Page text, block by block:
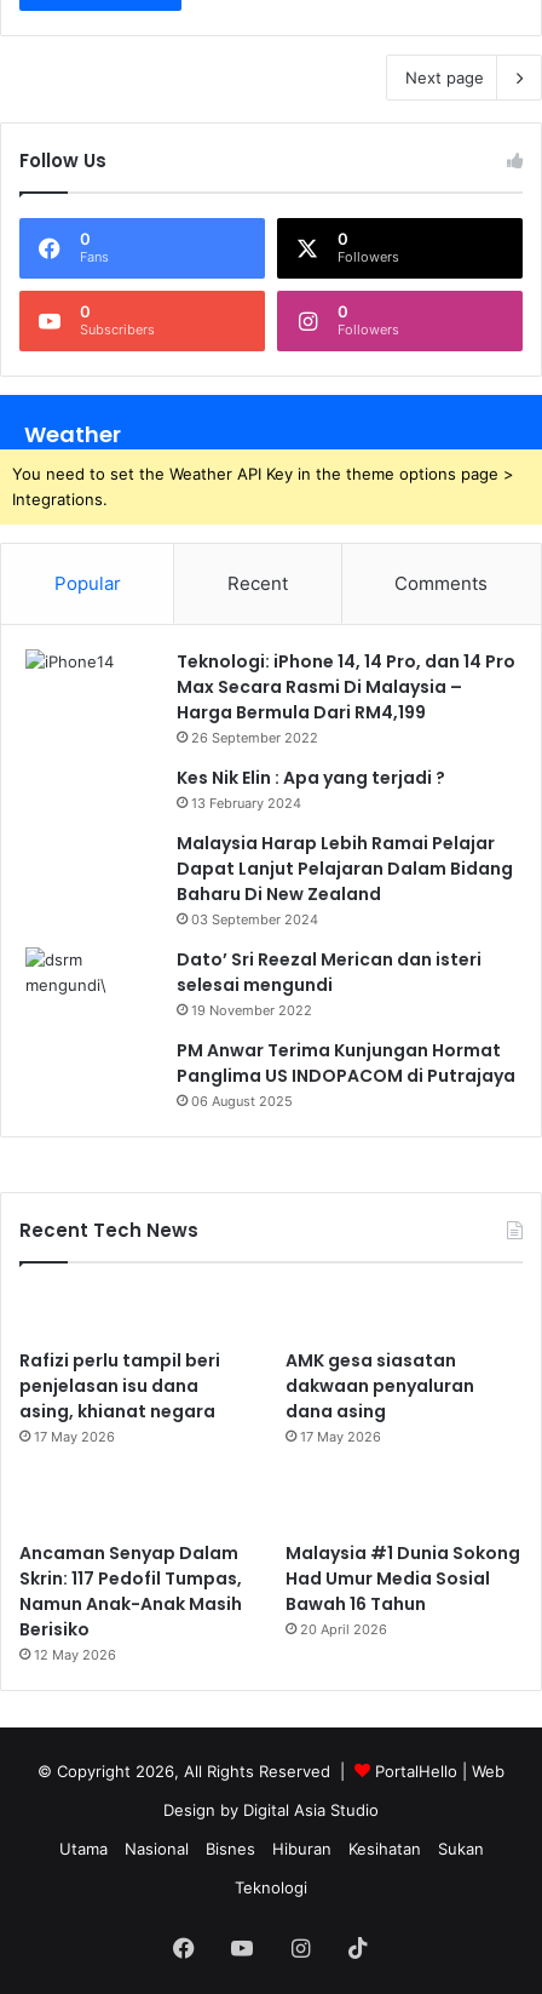
Next page
Follow Us
0
Fans
0
Followers
0
Subscribers
0
Followers
Weather
You need to set the Weather API Key in the theme options page >
Integrations.
Popular Recent Comments
Teknologi: iPhone 14, 14 Pro, dan 14 Pro
Max Secara Rasmi Di Malaysia –
Harga Bermula Dari RM4,199
26 September 2022
Kes Nik Elin : Apa yang terjadi ?
13 February 2024
Malaysia Harap Lebih Ramai Pelajar
Dapat Lanjut Pelajaran Dalam Bidang
Baharu Di New Zealand
03 September 2024
Dato’ Sri Reezal Merican dan isteri
selesai mengundi
19 November 2022
PM Anwar Terima Kunjungan Hormat
Panglima US INDOPACOM di Putrajaya
06 August 2025
Recent Tech News
Rafizi perlu tampil beri
penjelasan isu dana
asing, khianat negara
17 May 2026
AMK gesa siasatan
dakwaan penyaluran
dana asing
17 May 2026
Ancaman Senyap Dalam
Skrin: 117 Pedofil Tumpas,
Namun Anak-Anak Masih
Berisiko
12 May 2026
Malaysia #1 Dunia Sokong
Had Umur Media Sosial
Bawah 16 Tahun
20 April 2026
© Copyright 2026, All Rights Reserved | PortalHello | Web
Design by Digital Asia Studio
Utama
Nasional Bisnes Hiburan Kesihatan
Sukan
Teknologi
FacebookYouTubeInstagram